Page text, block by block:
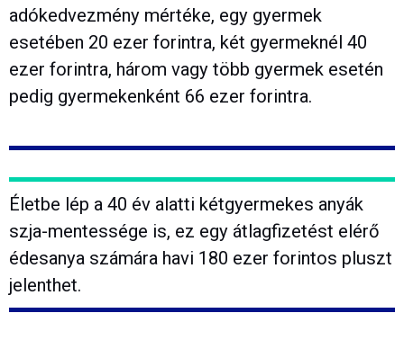
adókedvezmény mértéke, egy gyermek
esetében 20 ezer forintra, két gyermeknél 40
ezer forintra, három vagy több gyermek esetén
pedig gyermekenként 66 ezer forintra.
Életbe lép a 40 év alatti kétgyermekes anyák
szja-mentessége is, ez egy átlagfizetést elérő
édesanya számára havi 180 ezer forintos pluszt
jelenthet.